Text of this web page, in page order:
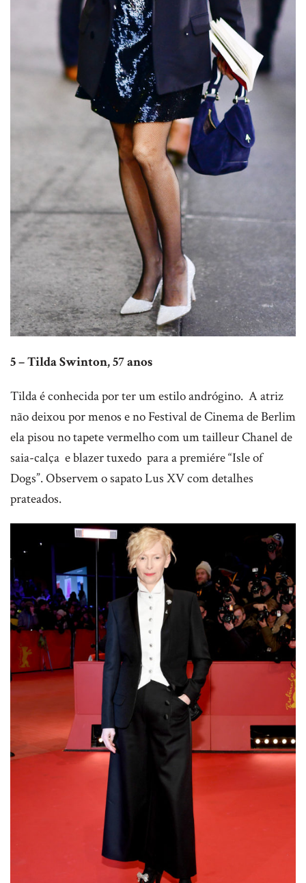
5 – Tilda Swinton, 57 anos
Tilda é conhecida por ter um estilo andrógino. A atriz
não deixou por menos e no Festival de Cinema de Berlim
ela pisou no tapete vermelho com um tailleur Chanel de
saia-calça e blazer tuxedo para a premiére “Isle of
Dogs”. Observem o sapato Lus XV com detalhes
prateados.